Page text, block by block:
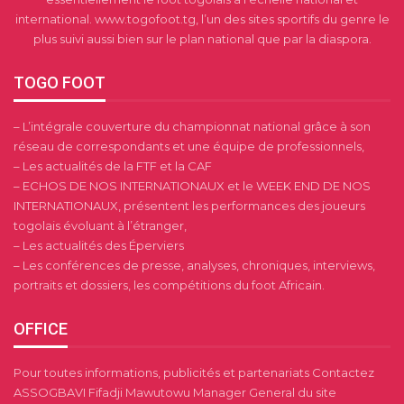
international. www.togofoot.tg, l’un des sites sportifs du genre le
plus suivi aussi bien sur le plan national que par la diaspora.
TOGO FOOT
– L’intégrale couverture du championnat national grâce à son
réseau de correspondants et une équipe de professionnels,
– Les actualités de la FTF et la CAF
– ECHOS DE NOS INTERNATIONAUX et le WEEK END DE NOS
INTERNATIONAUX, présentent les performances des joueurs
togolais évoluant à l’étranger,
– Les actualités des Éperviers
– Les conférences de presse, analyses, chroniques, interviews,
portraits et dossiers, les compétitions du foot Africain.
OFFICE
Pour toutes informations, publicités et partenariats Contactez
ASSOGBAVI Fifadji Mawutowu Manager General du site